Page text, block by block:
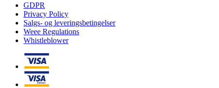
GDPR
Privacy Policy
Salgs- og leveringsbetingelser
Weee Regulations
Whistleblower